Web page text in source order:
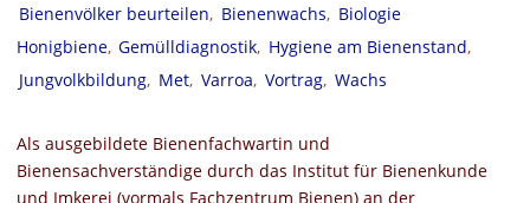
Bienenvölker beurteilen, Bienenwachs, Biologie
Honigbiene, Gemülldiagnostik, Hygiene am Bienenstand,
Jungvolkbildung, Met, Varroa, Vortrag, Wachs
Als ausgebildete Bienenfachwartin und
Bienensachverständige durch das Institut für Bienenkunde
und Imkerei (vormals Fachzentrum Bienen) an der